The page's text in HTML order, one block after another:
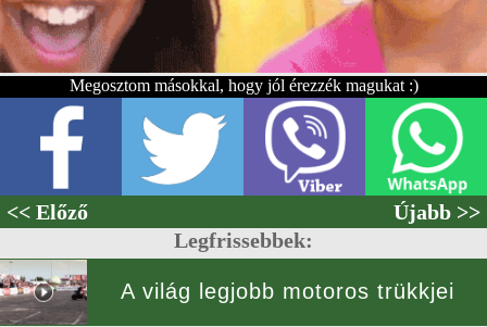
Megosztom másokkal, hogy jól érezzék magukat :)
<< Előző
Újabb >>
Legfrissebbek:
A világ legjobb motoros trükkjei